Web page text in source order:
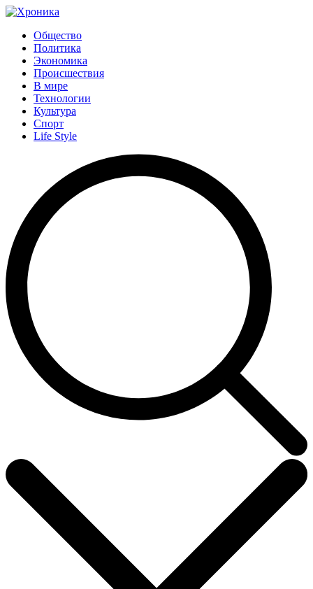
Общество
Политика
Экономика
Происшествия
В мире
Технологии
Культура
Спорт
Life Style